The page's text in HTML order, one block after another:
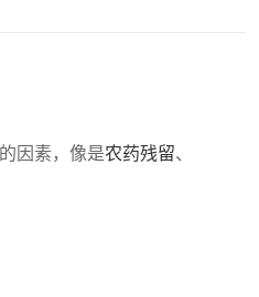
因素，像是农药残留、